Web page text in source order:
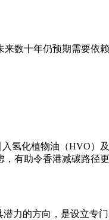
数十年仍预期需要依
氢化植物油（HVO）
有助令香港减碳路径
力的方向，是设立专